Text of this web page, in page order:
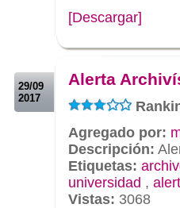
[Descargar]
29/09
2017
Alerta
Agregado por:
Descripción:
Etiquetas:
universidad ,
Vistas: 3068